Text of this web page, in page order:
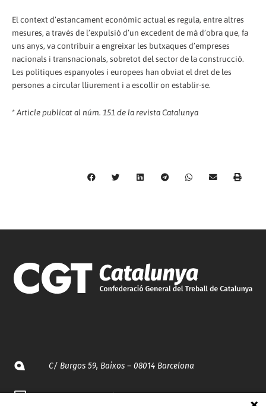
El context d’estancament econòmic actual es regula, entre altres
mesures, a través de l’expulsió d’un excedent de mà d’obra que, fa
uns anys, va contribuir a engreixar les butxaques d’empreses
nacionals i transnacionals, sobretot del sector de la construcció.
Les polítiques espanyoles i europees han obviat el dret de les
persones a circular lliurement i a escollir on establir-se.
*Article publicat al núm. 151 de la revista Catalunya
C/ Burgos 59, Baixos – 08014 Barcelona